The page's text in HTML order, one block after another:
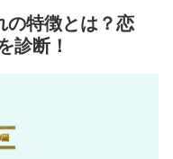
の特徴とは？恋
診断！